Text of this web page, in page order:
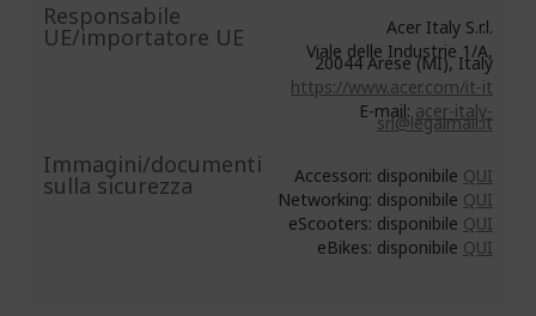
Responsabile
UE/importatore UE
Acer Italy S.r.l.
Viale delle Industrie 1/A,
20044 Arese (MI), Italy
https://www.acer.com/it-it
E-mail:acer-italy-
srl@legalmail.it
Immagini/documenti
sulla sicurezza Accessori: disponibile QUI
Networking: disponibile QUI
eScooters: disponibile QUI
eBikes: disponibile QUI